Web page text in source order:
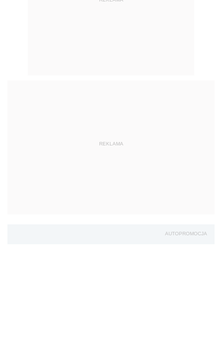
REKLAMA
AUTOPROMOCJA